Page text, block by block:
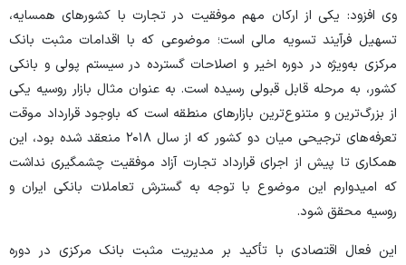
وی افزود: یکی از ارکان مهم موفقیت در تجارت با کشور‌های همسایه،
تسهیل فرآیند تسویه مالی است؛ موضوعی که با اقدامات مثبت بانک
مرکزی به‌ویژه در دوره اخیر و اصلاحات گسترده در سیستم پولی و بانکی
کشور، به مرحله قابل قبولی رسیده است. به عنوان مثال بازار روسیه یکی
از بزرگ‌ترین و متنوع‌ترین بازار‌های منطقه است که باوجود قرارداد موقت
تعرفه‌های ترجیحی میان دو کشور که از سال ۲۰۱۸ منعقد شده بود، این
همکاری تا پیش از اجرای قرارداد تجارت آزاد موفقیت چشمگیری نداشت
که امیدوارم این موضوع با توجه به گسترش تعاملات بانکی ایران و
روسیه محقق شود.
این فعال اقتصادی با تأکید بر مدیریت مثبت بانک مرکزی در دوره